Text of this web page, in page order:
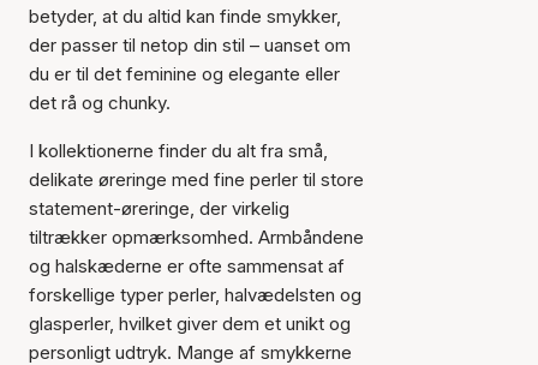
betyder, at du altid kan finde smykker,
der passer til netop din stil – uanset om
du er til det feminine og elegante eller
det rå og chunky.
I kollektionerne finder du alt fra små,
delikate øreringe med fine perler til store
statement-øreringe, der virkelig
tiltrækker opmærksomhed. Armbåndene
og halskæderne er ofte sammensat af
forskellige typer perler, halvædelsten og
glasperler, hvilket giver dem et unikt og
personligt udtryk. Mange af smykkerne